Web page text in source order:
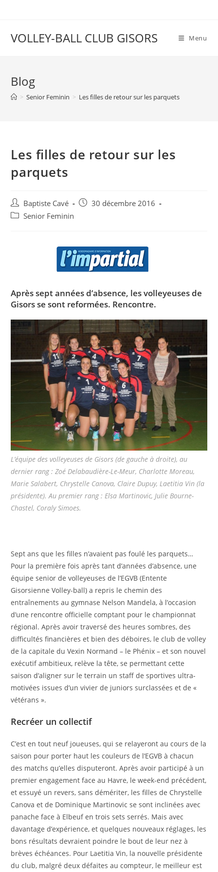
VOLLEY-BALL CLUB GISORS Menu
Blog
> Senior Feminin > Les filles de retour sur les parquets
Les filles de retour sur les
parquets
Baptiste Cavé
30 décembre 2016
Senior Feminin
Après sept années d’absence, les volleyeuses de
Gisors se sont reformées. Rencontre.
L’équipe des volleyeuses de Gisors (de gauche à droite), au
dernier rang : Zoé Delabaudière-Le-Meur, Charlotte Moreau,
Marie Salabert, Chrystelle Canova, Claire Dupuy, Laetitia Vin (la
présidente). Au premier rang : Elsa Martinovic, Julie Bourne-
Chastel, Coraly Simoes.
Sept ans que les filles n’avaient pas foulé les parquets…
Pour la première fois après tant d’années d’absence, une
équipe senior de volleyeuses de l’EGVB (Entente
Gisorsienne Volley-ball) a repris le chemin des
entraînements au gymnase Nelson Mandela, à l’occasion
d’une rencontre officielle comptant pour le championnat
régional. Après avoir traversé des heures sombres, des
difficultés financières et bien des déboires, le club de volley
de la capitale du Vexin Normand – le Phénix – et son nouvel
exécutif ambitieux, relève la tête, se permettant cette
saison d’aligner sur le terrain un staff de sportives ultra-
motivées issues d’un vivier de juniors surclassées et de «
vétérans ».
Recréer un collectif
C’est en tout neuf joueuses, qui se relayeront au cours de la
saison pour porter haut les couleurs de l’EGVB à chacun
des matchs qu’elles disputeront. Après avoir participé à un
premier engagement face au Havre, le week-end précédent,
et essuyé un revers, sans démériter, les filles de Chrystelle
Canova et de Dominique Martinovic se sont inclinées avec
panache face à Elbeuf en trois sets serrés. Mais avec
davantage d’expérience, et quelques nouveaux réglages, les
bons résultats devraient poindre le bout de leur nez à
brèves échéances. Pour Laetitia Vin, la nouvelle présidente
du club, malgré deux défaites au compteur, le meilleur est